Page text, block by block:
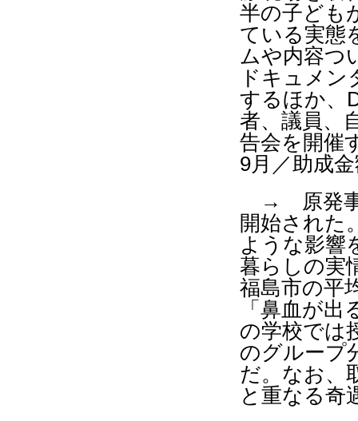
半の子ども
ている実態
ムや内容つ
ドキュメ
するほか、
者、議員、
告会を開催
9月／助成
→ 原発事
開始された
ような影響
暮らしの実
福島市の平
「鼻血が
の学校では
のグループ
だ。なお、
と重なる奇